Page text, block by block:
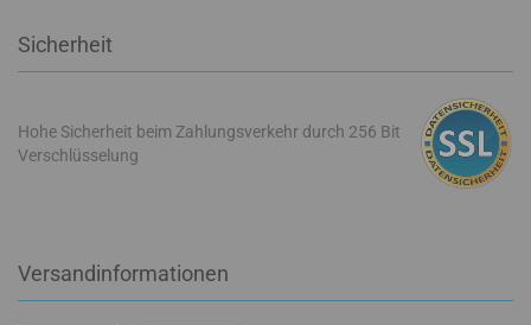
Sicherheit
Hohe Sicherheit beim Zahlungsverkehr durch 256 Bit
Verschlüsselung
Versandinformationen